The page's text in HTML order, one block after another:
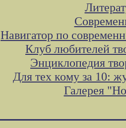
Навигатор по
Клуб любителей
Энциклопедия
Для тех кому за 10:
Галерея